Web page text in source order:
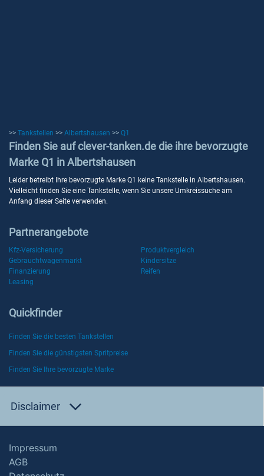
>> Tankstellen >> Albertshausen >> Q1
Finden Sie auf clever-tanken.de die ihre bevorzugte
Marke Q1 in Albertshausen
Leider betreibt Ihre bevorzugte Marke Q1 keine Tankstelle in Albertshausen.
Vielleicht finden Sie eine Tankstelle, wenn Sie unsere Umkreissuche am
Anfang dieser Seite verwenden.
Partnerangebote
Kfz-Versicherung
Produktvergleich
Gebrauchtwagenmarkt
Kindersitze
Finanzierung
Reifen
Leasing
Quickfinder
Finden Sie die besten Tankstellen
Finden Sie die günstigsten Spritpreise
Finden Sie Ihre bevorzugte Marke
Disclaimer
Impressum
AGB